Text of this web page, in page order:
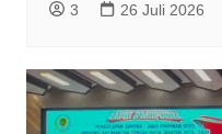
3 26 Juli 2026